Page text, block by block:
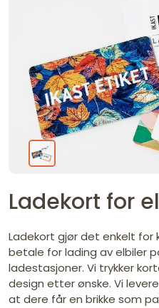
Ladekort for
Ladekort gjør det enkelt for
betale for lading av elbiler
ladestasjoner. Vi trykker
design etter ønske. Vi
at dere får en brikke som